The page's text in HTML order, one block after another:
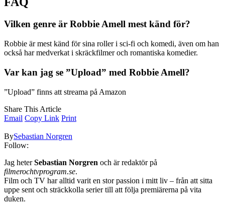
Vilken genre är Robbie Amell mest känd för?
Robbie är mest känd för sina roller i sci-fi och komedi, även om han
också har medverkat i skräckfilmer och romantiska komedier.
Var kan jag se ”Upload” med Robbie Amell?
”Upload” finns att streama på Amazon
Share This Article
Email Copy Link Print
BySebastian Norgren
Follow:
Jag heterSebastian Norgren och är redaktör på
filmerochtvprogram.se.
Film och TV har alltid varit en stor passion i mitt liv – från att sitta
uppe sent och sträckkolla serier till att följa premiärerna på vita
duken.